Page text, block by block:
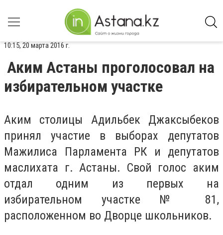
10:15, 20 марта 2016 г.
Аким Астаны проголосовал на
избирательном участке
Аким столицы Адильбек Джаксыбеков
принял участие в выборах депутатов
Мажилиса Парламента РК и депутатов
маслихата г. Астаны. Свой голос аким
отдал одним из первых на
избирательном участке № 81,
расположенном во Дворце школьников.